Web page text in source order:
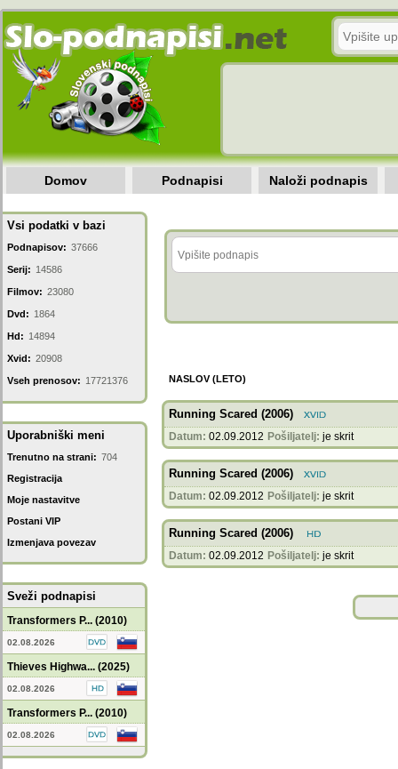
Domov Podnapisi Naloži podnapis
Vsi podatki v bazi
Podnapisov: 37666
Serij: 14586
Filmov: 23080
Dvd: 1864
Hd: 14894
Xvid: 20908
Vseh prenosov: 17721376
Uporabniški meni
Trenutno na strani: 704
Registracija
Moje nastavitve
Postani VIP
Izmenjava povezav
Sveži podnapisi
Transformers P... (2010)
02.08.2026
Thieves Highwa... (2025)
02.08.2026
Transformers P... (2010)
02.08.2026
NASLOV (LETO)
Running Scared (2006)
Datum: 02.09.2012 Pošiljatelj: je skrit
Running Scared (2006)
Datum: 02.09.2012 Pošiljatelj: je skrit
Running Scared (2006)
Datum: 02.09.2012 Pošiljatelj: je skrit